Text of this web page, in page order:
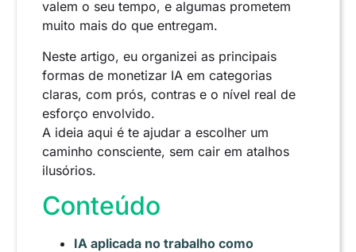
valem o seu tempo, e algumas prometem
muito mais do que entregam.
Neste artigo, eu organizei as principais
formas de monetizar IA em categorias
claras, com prós, contras e o nível real de
esforço envolvido.
A ideia aqui é te ajudar a escolher um
caminho consciente, sem cair em atalhos
ilusórios.
Conteúdo
IA aplicada no trabalho como